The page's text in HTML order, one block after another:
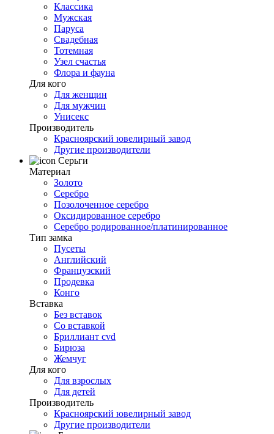
Классика
Мужская
Паруса
Свадебная
Тотемная
Узел счастья
Флора и фауна
Для кого
Для женщин
Для мужчин
Унисекс
Производитель
Красноярский ювелирный завод
Другие производители
Серьги
Материал
Золото
Серебро
Позолоченное серебро
Оксидированное серебро
Серебро родированное/платинированное
Тип замка
Пусеты
Английский
Французский
Продевка
Конго
Вставка
Без вставок
Со вставкой
Бриллиант cvd
Бирюза
Жемчуг
Для кого
Для взрослых
Для детей
Производитель
Красноярский ювелирный завод
Другие производители